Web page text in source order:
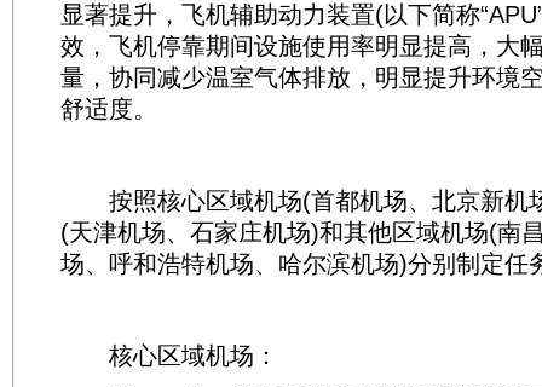
显著提升，飞机辅助动力装置(以下简称
效，飞机停靠期间设施使用率明显提高，大
量，协同减少温室气体排放，明显提升环境
舒适度。
按照核心区域机场(首都机场、北京新机
(天津机场、石家庄机场)和其他区域机场(南
场、呼和浩特机场、哈尔滨机场)分别制定任
核心区域机场：